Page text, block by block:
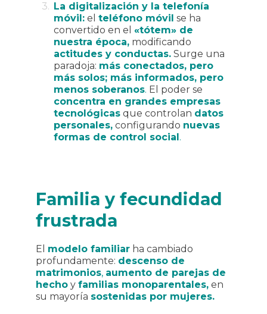
La digitalización y la telefonía
móvil: el teléfono móvil se ha
convertido en el «tótem» de
nuestra época, modificando
actitudes y conductas. Surge una
paradoja: más conectados, pero
más solos; más informados, pero
menos soberanos. El poder se
concentra en grandes empresas
tecnológicas que controlan datos
personales, configurando nuevas
formas de control social.
Familia y fecundidad
frustrada
El modelo familiar ha cambiado
profundamente: descenso de
matrimonios, aumento de parejas de
hecho y familias monoparentales, en
su mayoría sostenidas por mujeres.